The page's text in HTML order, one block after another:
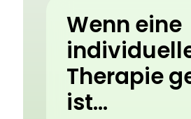
Wenn eine
Therapie
ist...